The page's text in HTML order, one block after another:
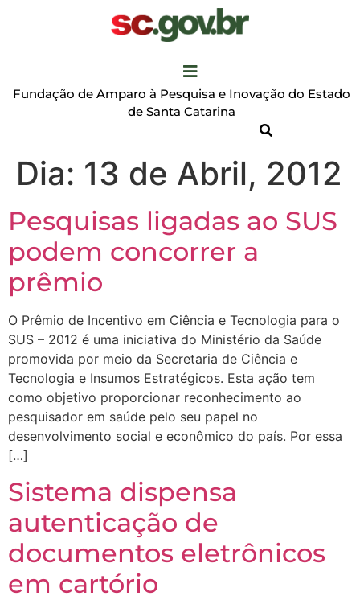
Fundação de Amparo à Pesquisa e Inovação do Estado
de Santa Catarina
Dia: 13 de Abril, 2012
Pesquisas ligadas ao SUS
podem concorrer a
prêmio
O Prêmio de Incentivo em Ciência e Tecnologia para o
SUS – 2012 é uma iniciativa do Ministério da Saúde
promovida por meio da Secretaria de Ciência e
Tecnologia e Insumos Estratégicos. Esta ação tem
como objetivo proporcionar reconhecimento ao
pesquisador em saúde pelo seu papel no
desenvolvimento social e econômico do país. Por essa
[…]
Sistema dispensa
autenticação de
documentos eletrônicos
em cartório